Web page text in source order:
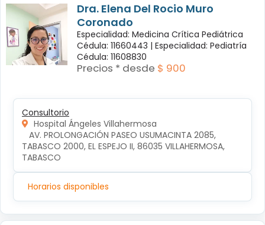
Dra. Elena Del Rocio Muro
Coronado
Especialidad: Medicina Crítica Pediátrica
Cédula: 11660443 | Especialidad: Pediatría
Cédula: 11608830
Precios * desde $ 900
Consultorio
Hospital Ángeles Villahermosa
TABASCO 2000, EL ESPEJO II, 86035 VILLAHERMOSA,
TABASCO
Horarios disponibles